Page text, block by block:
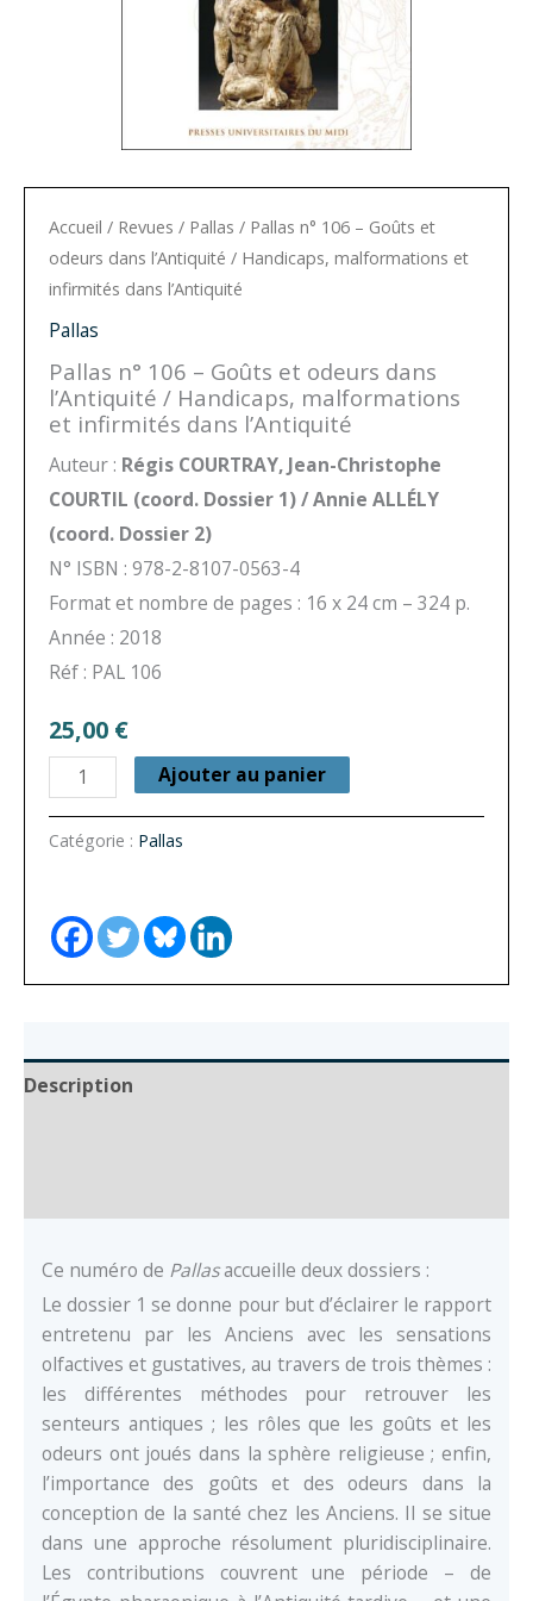
Accueil / Revues / Pallas / Pallas n° 106 – Goûts et
odeurs dans l’Antiquité / Handicaps, malformations et
infirmités dans l’Antiquité
Pallas
Pallas n° 106 – Goûts et odeurs dans
l’Antiquité / Handicaps, malformations
et infirmités dans l’Antiquité
Auteur : Régis COURTRAY, Jean-Christophe
COURTIL (coord. Dossier 1) / Annie ALLÉLY
(coord. Dossier 2)
N° ISBN : 978-2-8107-0563-4
Format et nombre de pages : 16 x 24 cm – 324 p.
Année : 2018
Réf : PAL 106
25,00 €
quantité
de
Pallas
106
-
Goûts
dans
malformations
dans
l’Antiquité
Ajouter au panier
Catégorie : Pallas
Description
Ce numéro de Pallasaccueille deux dossiers :
Le dossier 1 se donne pour but d’éclairer le rapport
entretenu par les Anciens avec les sensations
olfactives et gustatives, au travers de trois thèmes :
les différentes méthodes pour retrouver les
senteurs antiques ; les rôles que les goûts et les
odeurs ont joués dans la sphère religieuse ; enfin,
l’importance des goûts et des odeurs dans la
conception de la santé chez les Anciens. Il se situe
dans une approche résolument pluridisciplinaire.
Les contributions couvrent une période – de